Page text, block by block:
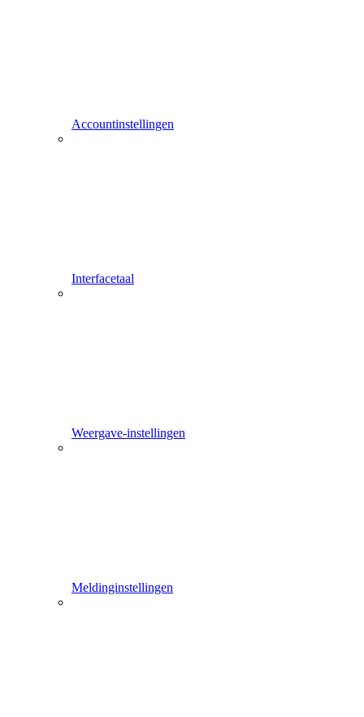
Accountinstellingen
Interfacetaal
Weergave-instellingen
Meldinginstellingen